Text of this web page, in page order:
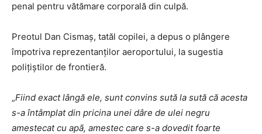
penal pentru vătămare corporală din culpă.
Preotul Dan Cismaș, tatăl copilei, a depus o plângere
împotriva reprezentanților aeroportului, la sugestia
polițiștilor de frontieră.
„Fiind exact lângă ele, sunt convins sută la sută că acesta
s-a întâmplat din pricina unei dâre de ulei negru
amestecat cu apã, amestec care s-a dovedit foarte